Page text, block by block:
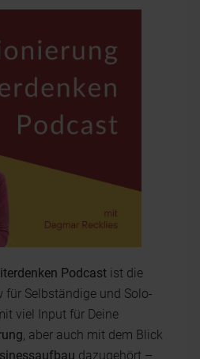
Podcast ist die
für Selbständige und Solo-
viel Input für Deine
, aber auch mit dem Blick
dazugehört –